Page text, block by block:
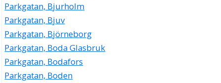
Parkgatan, Bjurholm
Parkgatan, Bjuv
Parkgatan, Björneborg
Parkgatan, Boda Glasbruk
Parkgatan, Bodafors
Parkgatan, Boden